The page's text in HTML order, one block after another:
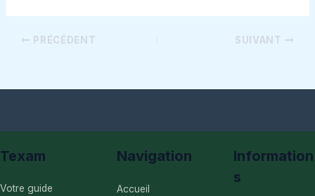
PRÉCÉDENT SUIVANT
Texam
Votre guide
Navigation
Accueil
Information
s